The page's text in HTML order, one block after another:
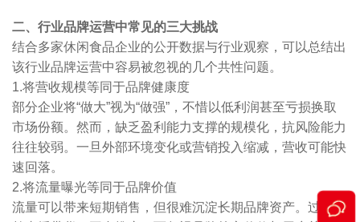
二、行业品牌运营中常见的三大挑战
结合多家休闲食品企业的公开数据与行业观察，可以总结出
该行业品牌运营中容易被忽视的几个共性问题。
1.将营收规模等同于品牌健康度
部分企业将“做大”视为“做强”，不惜以低利润甚至亏损换取
市场份额。然而，缺乏盈利能力支撑的规模化，抗风险能力
往往较弱。一旦外部环境变化或营销投入缩减，营收可能快
速回落。
2.将流量曝光等同于品牌价值
流量可以带来短期销售，但很难沉淀长期品牌资产。过度依